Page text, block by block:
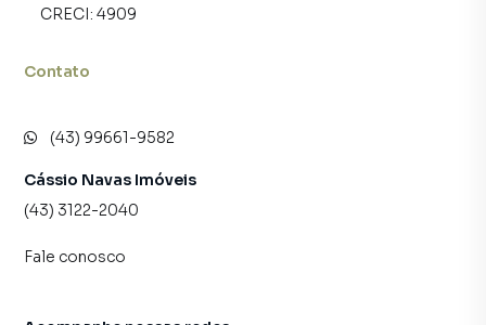
CRECI: 4909
Contato
(43) 99661-9582
Cássio Navas Imóveis
(43) 3122-2040
Fale conosco